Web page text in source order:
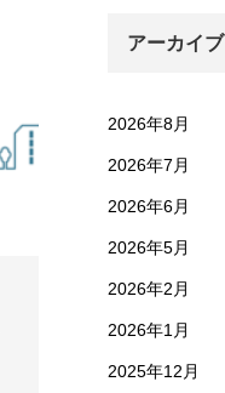
アーカイブ
2026年8月
2026年7月
2026年6月
2026年5月
2026年2月
2026年1月
2025年12月